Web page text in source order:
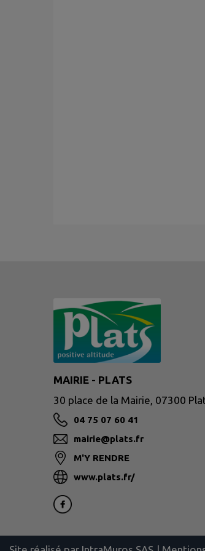
MAIRIE - PLATS
30 place de la Mairie, 07300
04 75 07 60 41
mairie@plats.fr
M'Y RENDRE
www.plats.fr/